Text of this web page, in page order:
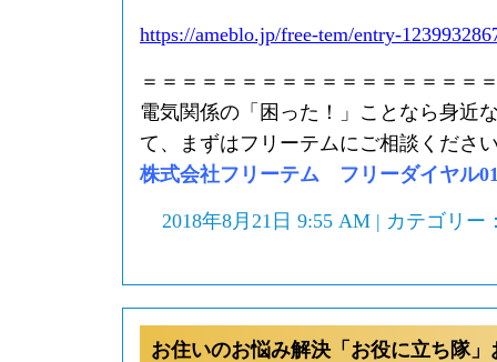
https://ameblo.jp/free-tem/entry-
＝＝＝＝＝＝＝＝＝＝＝＝＝＝＝＝＝
電気関係の「困った！」ことなら身近
て、まずはフリーテムにご相談くださ
株式会社フリーテム フリーダイヤル
2018年8月21日 9:55 AM | カテゴリー
お住いのお悩み解決「お役に立ち隊